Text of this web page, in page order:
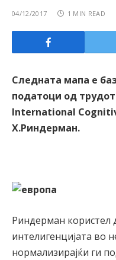
04/12/2017 1 MIN READ
Следната мапа е
податоци од
International
Х.Риндерман.
Риндерман користел
интелигенцијата во
нормализирајќи ги